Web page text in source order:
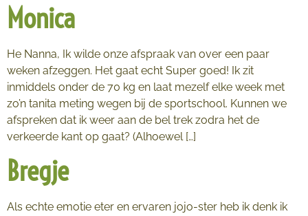
Monica
He Nanna, Ik wilde onze afspraak van over een paar
weken afzeggen. Het gaat echt Super goed! Ik zit
inmiddels onder de 70 kg en laat mezelf elke week met
zo’n tanita meting wegen bij de sportschool. Kunnen we
afspreken dat ik weer aan de bel trek zodra het de
verkeerde kant op gaat? (Alhoewel […]
Bregje
Als echte emotie eter en ervaren jojo-ster heb ik denk ik